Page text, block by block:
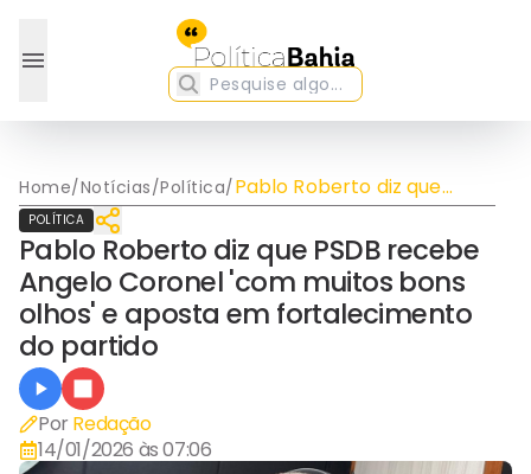
Home/Notícias/Política/Pablo Roberto diz que
PSDB recebe Angelo
Coronel 'com muitos bons
olhos' e aposta em
fortalecimento do partido
POLÍTICA
Pablo Roberto diz que PSDB recebe
Angelo Coronel 'com muitos bons
olhos' e aposta em fortalecimento
do partido
Por Redação
14/01/2026 às 07:06